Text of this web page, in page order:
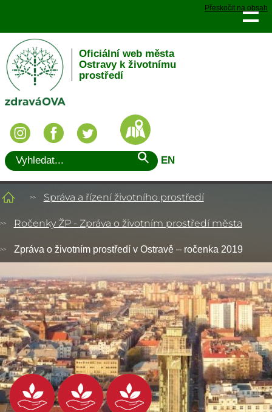
Přeskočit na obsah
Oficiální web města
Ostravy k životnímu
prostředí
EN
Správa a řízení životního prostředí
Ročenky ŽP - Zpráva o životním prostředí města
Zpráva o životním prostředí v Ostravě – ročenka 2019